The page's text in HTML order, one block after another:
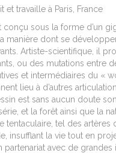
et travaille à Paris, France
conçu sous la forme d’un
manière dont se
Artiste-scientifique, il
ou des mutations entre
et intermédiaires du «
lieu à d’autres
est sans aucun doute
et la forêt ainsi que la
tentaculaire, tel des artères
insufflant la vie tout en
partenariat avec de grandes